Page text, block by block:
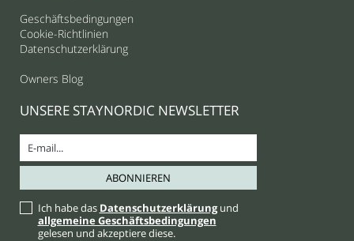
Geschäftsbedingungen
Cookie-Richtlinien
Datenschutzerklärung
Owners Blog
UNSERE STAYNORDIC NEWSLETTER
Ich habe das Datenschutzerklärungund
allgemeine Geschäftsbedingungen
gelesen und akzeptiere diese.